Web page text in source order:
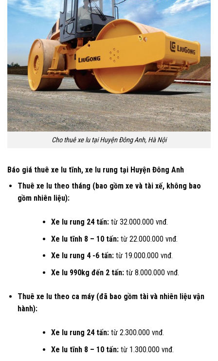
Cho thuê xe lu tại Huyện Đông Anh, Hà Nội
Báo giá thuê xe lu tĩnh, xe lu rung tại Huyện Đông Anh
Thuê xe lu theo tháng (bao gồm xe và tài xế, không bao
gồm nhiên liệu):
Xe lu rung 24 tấn:từ 32.000.000 vnđ.
Xe lu tĩnh 8 – 10 tấn:từ 22.000.000 vnđ.
Xe lu rung 4 -6 tấn:từ 19.000.000 vnđ.
Xe lu 990kg đến 2 tấn:từ 8.000.000 vnđ.
Thuê xe lu theo ca máy (đã bao gồm tài và nhiên liệu vận
hành):
Xe lu rung 24 tấn:từ 2.300.000 vnđ.
Xe lu tĩnh 8 – 10 tấn:từ 1.300.000 vnđ.